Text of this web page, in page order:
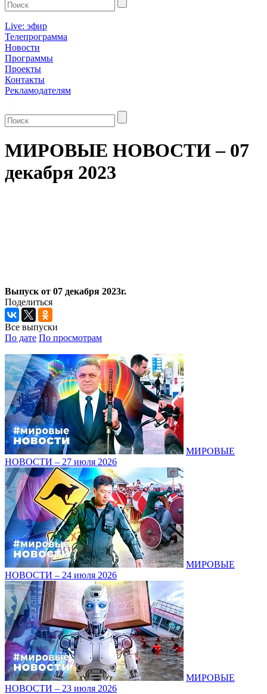
Live: эфир
Телепрограмма
Новости
Программы
Проекты
Контакты
Рекламодателям
МИРОВЫЕ НОВОСТИ – 07
декабря 2023
Выпуск от 07 декабря 2023г.
Поделиться
Все выпуски
По дате По просмотрам
МИРОВЫЕ
НОВОСТИ – 27 июля 2026
МИРОВЫЕ
НОВОСТИ – 24 июля 2026
МИРОВЫЕ
НОВОСТИ – 23 июля 2026